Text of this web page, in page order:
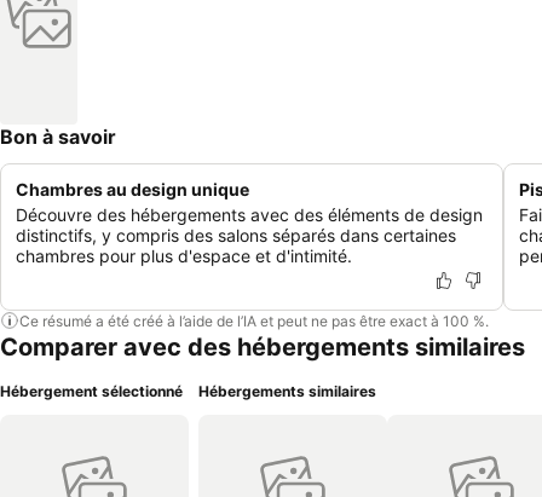
Bon à savoir
Chambres au design unique
Découvre des hébergements avec des éléments de design
distinctifs, y compris des salons séparés dans certaines
chambres pour plus d'espace et d'intimité.
Ce résumé a été créé à l’aide de l’IA et peut ne pas être exact à 100 %.
Comparer avec des hébergements similaires
Hébergement sélectionné Hébergements similaires